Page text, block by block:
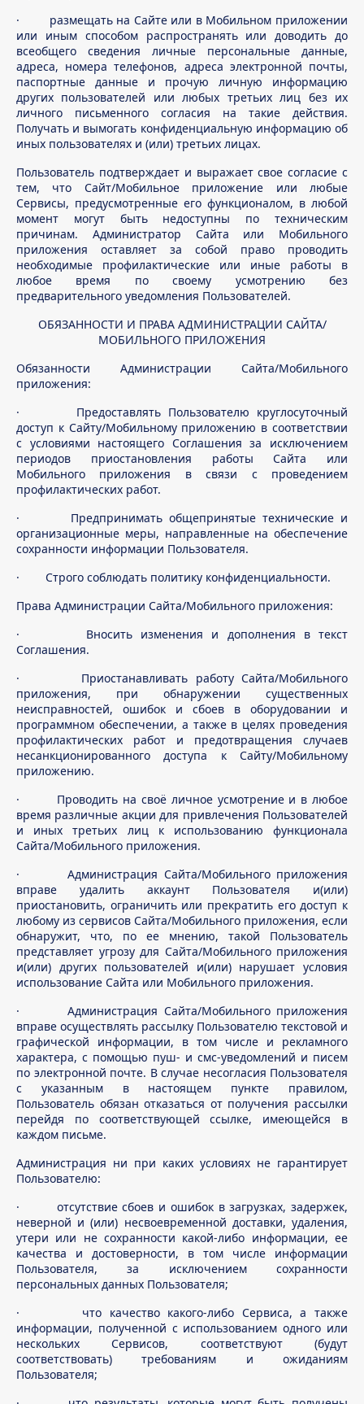
· размещать на Сайте или в Мобильном приложении
или иным способом распространять или доводить до
всеобщего сведения личные персональные данные,
адреса, номера телефонов, адреса электронной почты,
паспортные данные и прочую личную информацию
других пользователей или любых третьих лиц без их
личного письменного согласия на такие действия.
Получать и вымогать конфиденциальную информацию об
иных пользователях и (или) третьих лицах.
Пользователь подтверждает и выражает свое согласие с
тем, что Сайт/Мобильное приложение или любые
Сервисы, предусмотренные его функционалом, в любой
момент могут быть недоступны по техническим
причинам. Администратор Сайта или Мобильного
приложения оставляет за собой право проводить
необходимые профилактические или иные работы в
любое время по своему усмотрению без
предварительного уведомления Пользователей.
ОБЯЗАННОСТИ И ПРАВА АДМИНИСТРАЦИИ САЙТА/
МОБИЛЬНОГО ПРИЛОЖЕНИЯ
Обязанности Администрации Сайта/Мобильного
приложения:
· Предоставлять Пользователю круглосуточный
доступ к Сайту/Мобильному приложению в соответствии
с условиями настоящего Соглашения за исключением
периодов приостановления работы Сайта или
Мобильного приложения в связи с проведением
профилактических работ.
· Предпринимать общепринятые технические и
организационные меры, направленные на обеспечение
сохранности информации Пользователя.
· Строго соблюдать политику конфиденциальности.
Права Администрации Сайта/Мобильного приложения:
· Вносить изменения и дополнения в текст
Соглашения.
· Приостанавливать работу Сайта/Мобильного
приложения, при обнаружении существенных
неисправностей, ошибок и сбоев в оборудовании и
программном обеспечении, а также в целях проведения
профилактических работ и предотвращения случаев
несанкционированного доступа к Сайту/Мобильному
приложению.
· Проводить на своё личное усмотрение и в любое
время различные акции для привлечения Пользователей
и иных третьих лиц к использованию функционала
Сайта/Мобильного приложения.
· Администрация Сайта/Мобильного приложения
вправе удалить аккаунт Пользователя и(или)
приостановить, ограничить или прекратить его доступ к
любому из сервисов Сайта/Мобильного приложения, если
обнаружит, что, по ее мнению, такой Пользователь
представляет угрозу для Сайта/Мобильного приложения
и(или) других пользователей и(или) нарушает условия
использование Сайта или Мобильного приложения.
· Администрация Сайта/Мобильного приложения
вправе осуществлять рассылку Пользователю текстовой и
графической информации, в том числе и рекламного
характера, с помощью пуш- и смс-уведомлений и писем
по электронной почте. В случае несогласия Пользователя
с указанным в настоящем пункте правилом,
Пользователь обязан отказаться от получения рассылки
перейдя по соответствующей ссылке, имеющейся в
каждом письме.
Администрация ни при каких условиях не гарантирует
Пользователю:
· отсутствие сбоев и ошибок в загрузках, задержек,
неверной и (или) несвоевременной доставки, удаления,
утери или не сохранности какой-либо информации, ее
качества и достоверности, в том числе информации
Пользователя, за исключением сохранности
персональных данных Пользователя;
· что качество какого-либо Сервиса, а также
информации, полученной с использованием одного или
нескольких Сервисов, соответствуют (будут
соответствовать) требованиям и ожиданиям
Пользователя;